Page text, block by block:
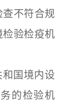
不符合规
验检疫机
国境内设
的检验机